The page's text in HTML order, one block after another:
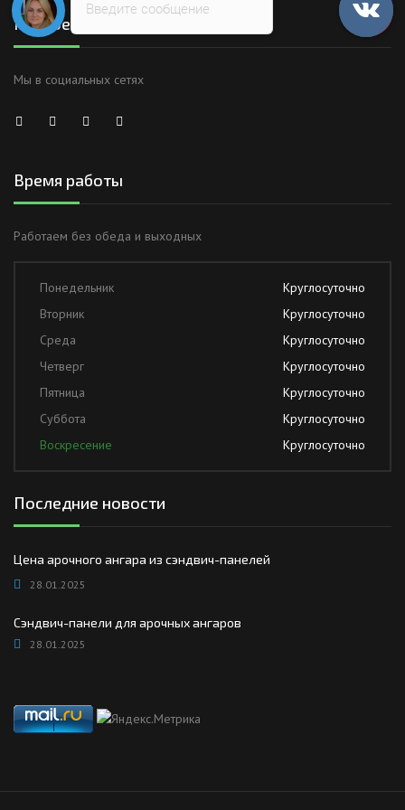
Присоединяйтесь
Мы в социальных сетях
Время работы
Работаем без обеда и выходных
Понедельник
Круглосуточно
Вторник
Круглосуточно
Среда
Круглосуточно
Четверг
Круглосуточно
Пятница
Круглосуточно
Суббота
Круглосуточно
Воскресение
Круглосуточно
Последние новости
Цена арочного ангара из сэндвич-панелей
28.01.2025
Сэндвич-панели для арочных ангаров
28.01.2025
Введите сообщение